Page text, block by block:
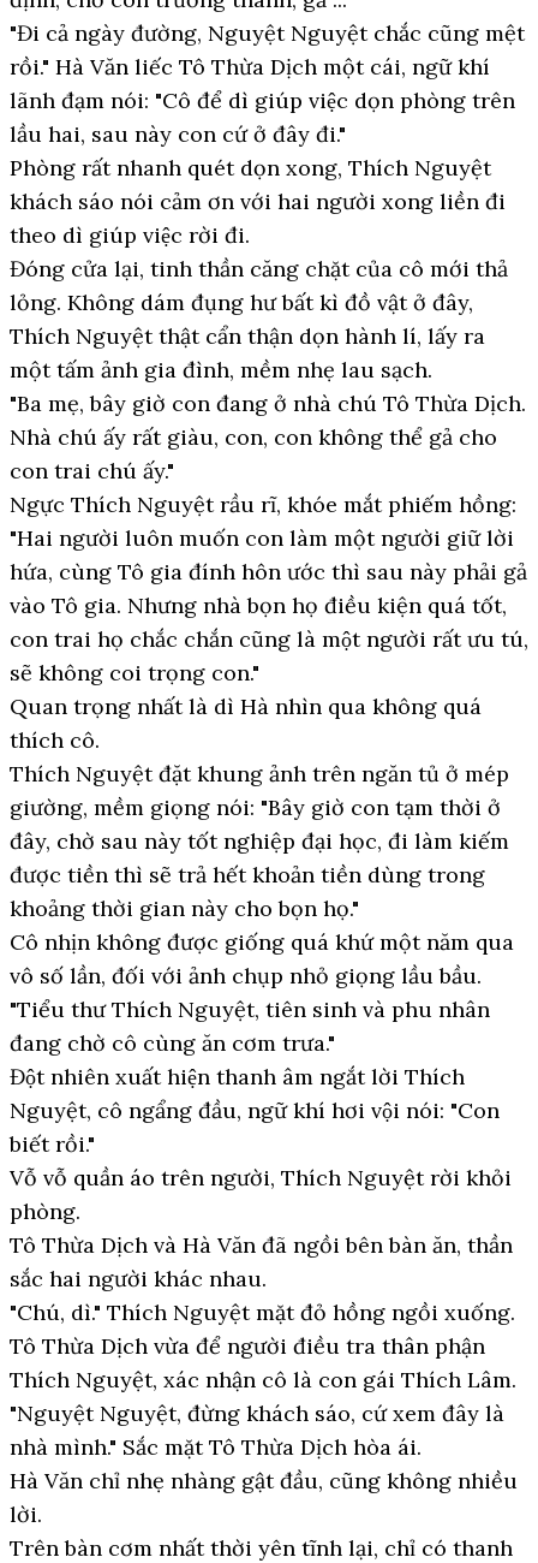
"Đi cả ngày đường, Nguyệt Nguyệt chắc cũng mệt
rồi." Hà Văn liếc Tô Thừa Dịch một cái, ngữ khí
lãnh đạm nói: "Cô để dì giúp việc dọn phòng trên
lầu hai, sau này con cứ ở đây đi."
Phòng rất nhanh quét dọn xong, Thích Nguyệt
khách sáo nói cảm ơn với hai người xong liền đi
theo dì giúp việc rời đi.
Đóng cửa lại, tinh thần căng chặt của cô mới thả
lỏng. Không dám đụng hư bất kì đồ vật ở đây,
Thích Nguyệt thật cẩn thận dọn hành lí, lấy ra
một tấm ảnh gia đình, mềm nhẹ lau sạch.
"Ba mẹ, bây giờ con đang ở nhà chú Tô Thừa Dịch.
Nhà chú ấy rất giàu, con, con không thể gả cho
con trai chú ấy."
Ngực Thích Nguyệt rầu rĩ, khóe mắt phiếm hồng:
"Hai người luôn muốn con làm một người giữ lời
hứa, cùng Tô gia đính hôn ước thì sau này phải gả
vào Tô gia. Nhưng nhà bọn họ điều kiện quá tốt,
con trai họ chắc chắn cũng là một người rất ưu tú,
sẽ không coi trọng con."
Quan trọng nhất là dì Hà nhìn qua không quá
thích cô.
Thích Nguyệt đặt khung ảnh trên ngăn tủ ở mép
giường, mềm giọng nói: "Bây giờ con tạm thời ở
đây, chờ sau này tốt nghiệp đại học, đi làm kiếm
được tiền thì sẽ trả hết khoản tiền dùng trong
khoảng thời gian này cho bọn họ."
Cô nhịn không được giống quá khứ một năm qua
vô số lần, đối với ảnh chụp nhỏ giọng lầu bầu.
"Tiểu thư Thích Nguyệt, tiên sinh và phu nhân
đang chờ cô cùng ăn cơm trưa."
Đột nhiên xuất hiện thanh âm ngắt lời Thích
Nguyệt, cô ngẩng đầu, ngữ khí hơi vội nói: "Con
biết rồi."
Vỗ vỗ quần áo trên người, Thích Nguyệt rời khỏi
phòng.
Tô Thừa Dịch và Hà Văn đã ngồi bên bàn ăn, thần
sắc hai người khác nhau.
"Chú, dì." Thích Nguyệt mặt đỏ hồng ngồi xuống.
Tô Thừa Dịch vừa để người điều tra thân phận
Thích Nguyệt, xác nhận cô là con gái Thích Lâm.
"Nguyệt Nguyệt, đừng khách sáo, cứ xem đây là
nhà mình." Sắc mặt Tô Thừa Dịch hòa ái.
Hà Văn chỉ nhẹ nhàng gật đầu, cũng không nhiều
lời.
Trên bàn cơm nhất thời yên tĩnh lại, chỉ có thanh